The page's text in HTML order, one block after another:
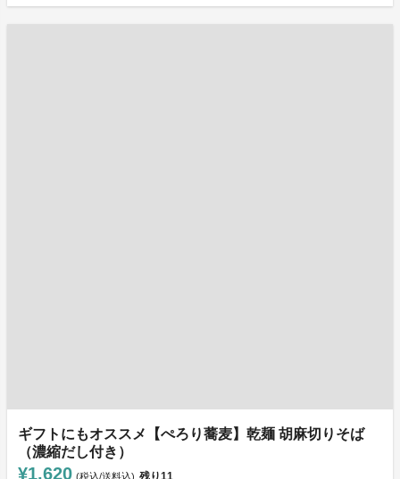
ギフトにもオススメ【ぺろり蕎麦】乾麺 胡麻切りそば
（濃縮だし付き）
¥1,620 (税込/送料込) 残り11